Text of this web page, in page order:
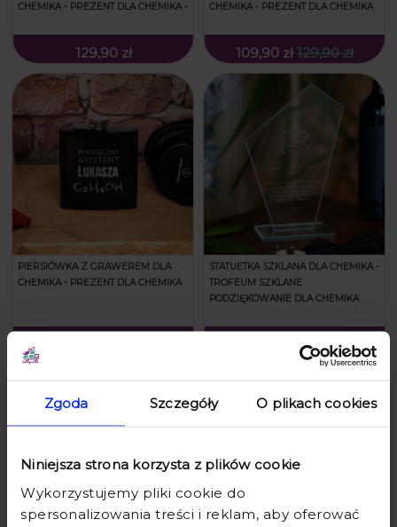
Zgoda Szczegóły O plikach cookies
Niniejsza strona korzysta z plików cookie
Wykorzystujemy pliki cookie do
spersonalizowania treści i reklam, aby oferować
CHEMIKA - PREZENT DLA CHEMIKA -
129,90 zł
CHEMIKA - PREZENT DLA CHEMIKA
109,90 zł 129,90 zł
PIERSIÓWKA Z GRAWEREM DLA
CHEMIKA - PREZENT DLA CHEMIKA
STATUETKA SZKLANA DLA CHEMIKA -
TROFEUM SZKLANE
PODZIĘKOWANIE DLA CHEMIKA
99,90 zł